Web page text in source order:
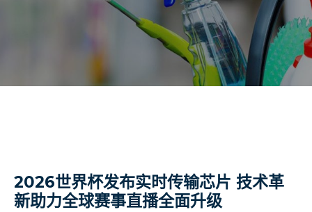
2026世界杯发布实时传输芯片 技术革
新助力全球赛事直播全面升级